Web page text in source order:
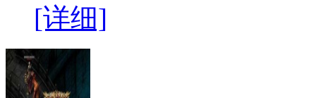
[详细]